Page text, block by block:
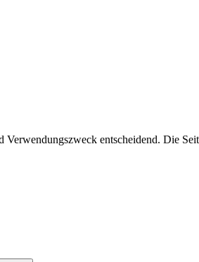
entscheidend. Die